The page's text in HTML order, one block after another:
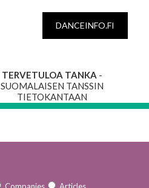
DANCEINFO.FI
TERVETULOA TANKA -
SUOMALAISEN TANSSIN
TIETOKANTAAN